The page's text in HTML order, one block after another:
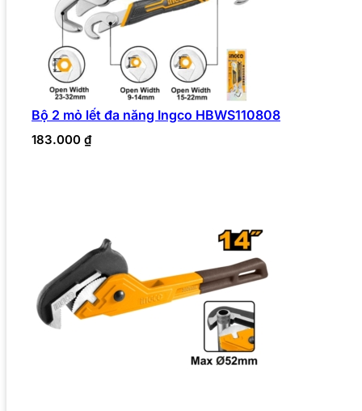
Bộ 2 mỏ lết đa năng Ingco HBWS110808
183.000 ₫